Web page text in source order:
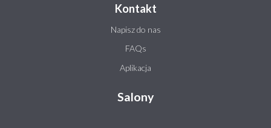
Kontakt
Napisz do nas
FAQs
Aplikacja
Salony